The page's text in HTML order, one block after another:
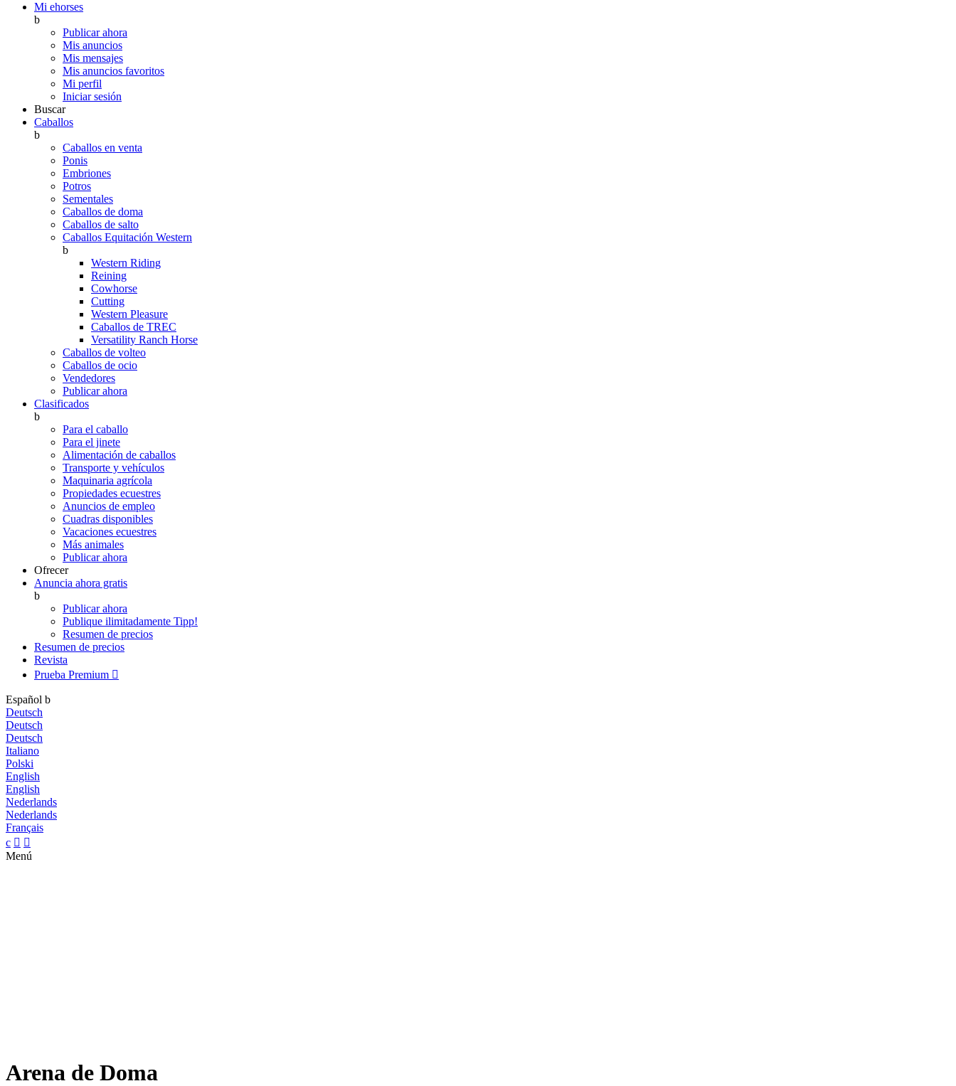
Mi ehorses
b
Publicar ahora
Mis anuncios
Mis mensajes
Mis anuncios favoritos
Mi perfil
Iniciar sesión
Buscar
Caballos
b
Caballos en venta
Ponis
Embriones
Potros
Sementales
Caballos de doma
Caballos de salto
Caballos Equitación Western
b
Western Riding
Reining
Cowhorse
Cutting
Western Pleasure
Caballos de TREC
Versatility Ranch Horse
Caballos de volteo
Caballos de ocio
Vendedores
Publicar ahora
Clasificados
b
Para el caballo
Para el jinete
Alimentación de caballos
Transporte y vehículos
Maquinaria agrícola
Propiedades ecuestres
Anuncios de empleo
Cuadras disponibles
Vacaciones ecuestres
Más animales
Publicar ahora
Ofrecer
Anuncia ahora gratis
b
Publicar ahora
Publique ilimitadamente Tipp!
Resumen de precios
Resumen de precios
Revista
Prueba Premium 
Español b
Deutsch
Deutsch
Deutsch
Italiano
Polski
English
English
Nederlands
Nederlands
Français
c  
Menú
Arena de Doma